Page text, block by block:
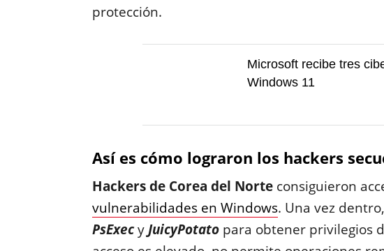
protección.
Microsoft recibe tres
Windows 11
Así es cómo lograron los hackers
Hackers de Corea del Norteconsiguieron
vulnerabilidades en Windows. Una vez
PsExecyJuicyPotatopara obtener privilegios